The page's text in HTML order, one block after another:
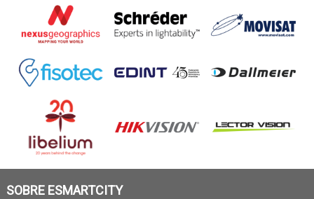
SOBRE ESMARTCITY